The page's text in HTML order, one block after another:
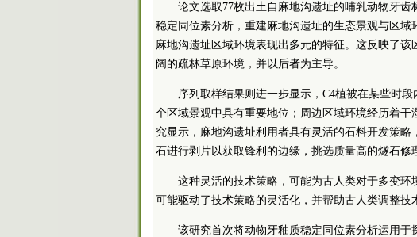
论文选取77枚出土自麻地沟遗址的哺乳动物牙
稳定同位素分析，重建麻地沟遗址的生态景观与区域
麻地沟遗址区域环境表现出多元的特征。这反映了
阔的疏林草原环境，并以后者为主导。
序列取样结果则进一步显示，C4植被在某些时
个区域景观中具有重要地位；周边区域环境经历着
究显示，麻地沟遗址利用者具有灵活的石料开发策
石进行剥片以获取锋利的边缘，挑选质量高的燧石修
这种灵活的技术策略，可能为古人类对于多变
可能驱动了技术策略的灵活化，并帮助古人类调整技
该研究首次将动物牙釉质稳定同位素分析运用